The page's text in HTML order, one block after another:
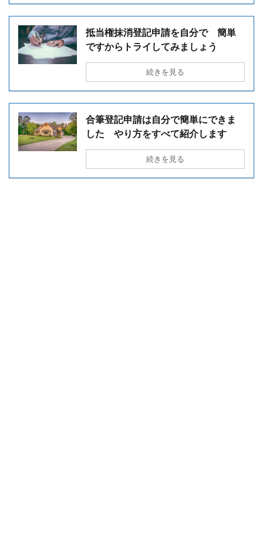
抵当権抹消登記申請を自分で 簡単
ですからトライしてみましょう
続きを見る
合筆登記申請は自分で簡単にできま
した やり方をすべて紹介します
続きを見る